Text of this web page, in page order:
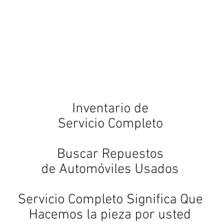
Inventario de
Servicio Completo
Buscar Repuestos
de Automóviles Usados
Servicio Completo Significa Que
Hacemos la pieza por usted